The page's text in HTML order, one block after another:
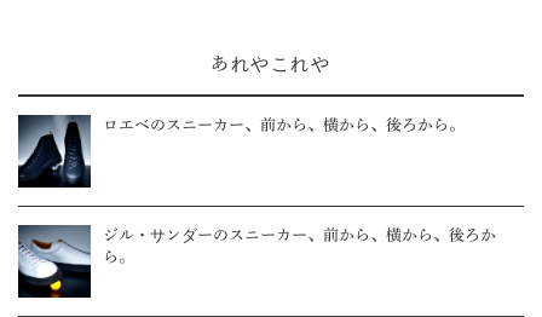
あれやこれや
ロエベのスニーカー、前から、横から、後ろから。
ジル・サンダーのスニーカー、前から、横から、後ろか
ら。